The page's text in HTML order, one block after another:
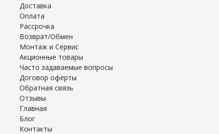
Доставка
Оплата
Рассрочка
Возврат/Обмен
Монтаж и Сервис
Акционные товары
Часто задаваемые вопросы
Договор оферты
Обратная связь
Отзывы
Главная
Блог
Контакты